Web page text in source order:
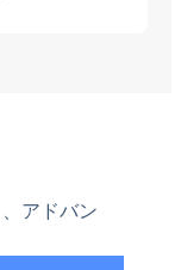
アドバン